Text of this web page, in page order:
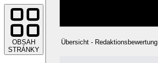
OBSAH
STRÁNKY
Übersicht - Redaktionsbewertung